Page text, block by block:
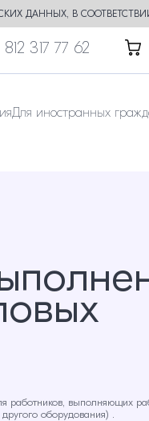
ДАННЫХ, В
812 317 77 62
Для иностранных
работников, выполняющих
оборудования) .